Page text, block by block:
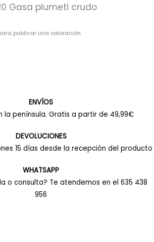
Gasa plumeti crudo
publicar una valoración.
ENVÍOS
la península. Gratis a partir de 49,99€
DEVOLUCIONES
15 días desde la recepción del producto
WHATSAPP
o consulta? Te atendemos en el 635 438
956